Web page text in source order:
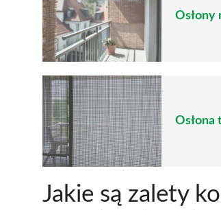
Osłony
Osłona
Jakie są zalety